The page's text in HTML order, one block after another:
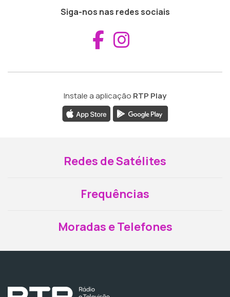
Siga-nos nas redes sociais
Aceder ao
Instale a aplicação RTP Play
Redes de Satélites
Frequências
Moradas e Telefones